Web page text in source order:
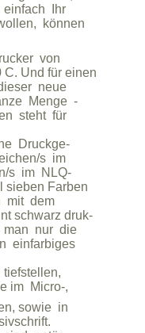
Ihr
können
von
C. Und für einen
neue
Menge  -
steht  für
Druckge-
s  im
s  im  NLQ-
sieben Farben
mit  dem
schwarz druk-
man  nur  die
einfarbiges
tiefstellen,
sowie  in